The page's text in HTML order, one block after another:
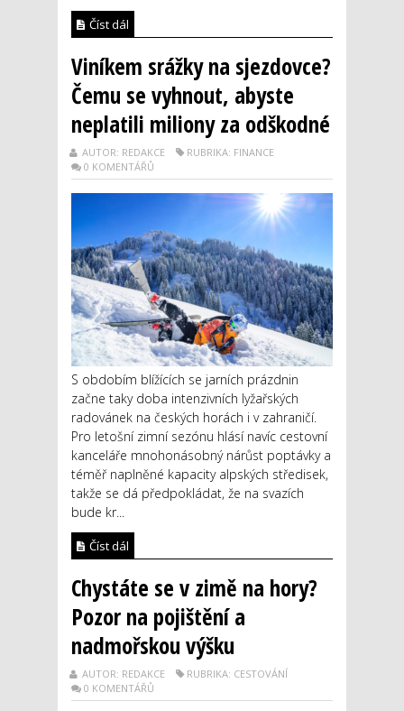
Číst dál
Viníkem srážky na sjezdovce?
Čemu se vyhnout, abyste
neplatili miliony za odškodné
AUTOR: REDAKCE
RUBRIKA: FINANCE
0 KOMENTÁŘŮ
S obdobím blížících se jarních prázdnin
začne taky doba intenzivních lyžařských
radovánek na českých horách i v zahraničí.
Pro letošní zimní sezónu hlásí navíc cestovní
kanceláře mnohonásobný nárůst poptávky a
téměř naplněné kapacity alpských středisek,
takže se dá předpokládat, že na svazích
bude kr...
Číst dál
Chystáte se v zimě na hory?
Pozor na pojištění a
nadmořskou výšku
AUTOR: REDAKCE
RUBRIKA: CESTOVÁNÍ
0 KOMENTÁŘŮ